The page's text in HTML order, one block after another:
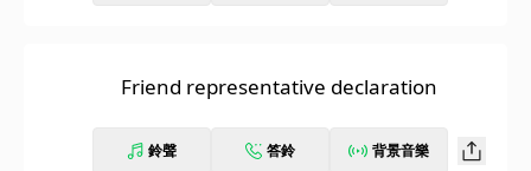
Friend representative declaration
鈴聲 答鈴 背景音樂